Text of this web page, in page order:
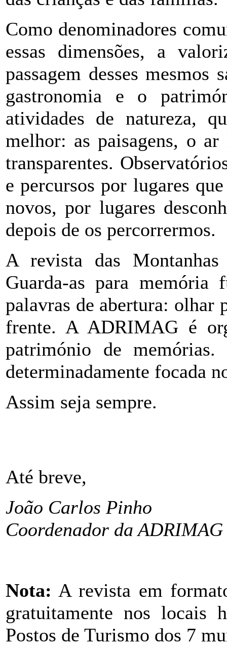
Como denominadores
essas dimensões, a
passagem desses mesmos
gastronomia e o
atividades de natureza,
melhor: as paisagens, o
transparentes.
e percursos por lugares
novos, por lugares
depois de os percorrermos.
A revista das Montanhas
Guarda-as para memória
palavras de abertura: olhar
frente. A ADRIMAG é
património de
determinadamente focada
Assim seja sempre.
Até breve,
João Carlos Pinho
Coordenador da ADRIMAG
Nota: A revista em
gratuitamente nos locais
Postos de Turismo dos 7